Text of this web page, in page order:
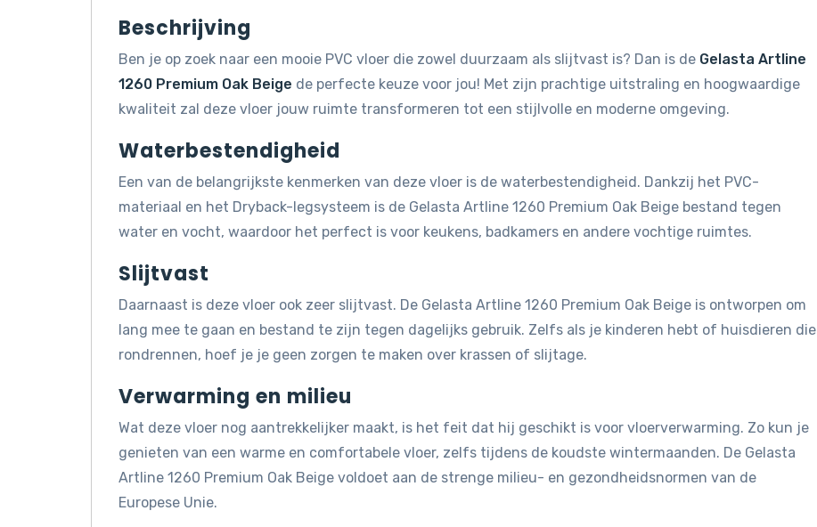
Beschrijving
Ben je op zoek naar een mooie PVC vloer die zowel duurzaam als slijtvast is? Dan is de Gelasta Artline
1260 Premium Oak Beige de perfecte keuze voor jou! Met zijn prachtige uitstraling en hoogwaardige
kwaliteit zal deze vloer jouw ruimte transformeren tot een stijlvolle en moderne omgeving.
Waterbestendigheid
Een van de belangrijkste kenmerken van deze vloer is de waterbestendigheid. Dankzij het PVC-
materiaal en het Dryback-legsysteem is de Gelasta Artline 1260 Premium Oak Beige bestand tegen
water en vocht, waardoor het perfect is voor keukens, badkamers en andere vochtige ruimtes.
Slijtvast
Daarnaast is deze vloer ook zeer slijtvast. De Gelasta Artline 1260 Premium Oak Beige is ontworpen om
lang mee te gaan en bestand te zijn tegen dagelijks gebruik. Zelfs als je kinderen hebt of huisdieren die
rondrennen, hoef je je geen zorgen te maken over krassen of slijtage.
Verwarming en milieu
Wat deze vloer nog aantrekkelijker maakt, is het feit dat hij geschikt is voor vloerverwarming. Zo kun je
genieten van een warme en comfortabele vloer, zelfs tijdens de koudste wintermaanden. De Gelasta
Artline 1260 Premium Oak Beige voldoet aan de strenge milieu- en gezondheidsnormen van de
Europese Unie.